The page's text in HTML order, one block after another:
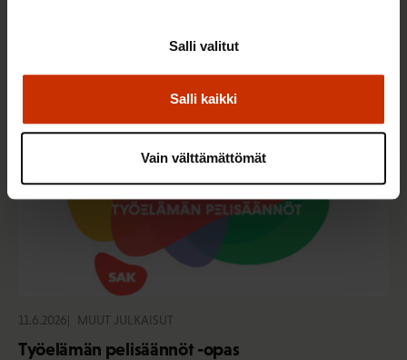
Salli kaikki
Salli valitut
Vain välttämättömät
11.6.2026 MUUT JULKAISUT
Työelämän pelisäännöt -opas